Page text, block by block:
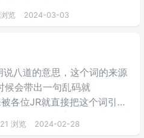
象征。
览 2024-03-03
八道的意思，这个词的来源
候会带出一句乱码就
各位JR就直接把这个词引申
有一个人在胡言乱语，我们就
话的意思。
浏览 2024-02-28